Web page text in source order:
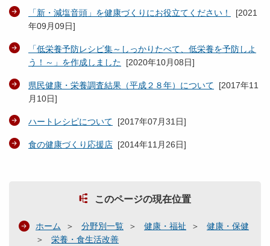
「新・減塩音頭」を健康づくりにお役立てください！ [2021
年09月09日]
「低栄養予防レシピ集～しっかりたべて、低栄養を予防しよ
う！～」を作成しました [2020年10月08日]
県民健康・栄養調査結果（平成２８年）について [2017年11
月10日]
ハートレシピについて [2017年07月31日]
食の健康づくり応援店 [2014年11月26日]
このページの現在位置
ホーム 分野別一覧 健康・福祉
健康・保健
栄養・食生活改善